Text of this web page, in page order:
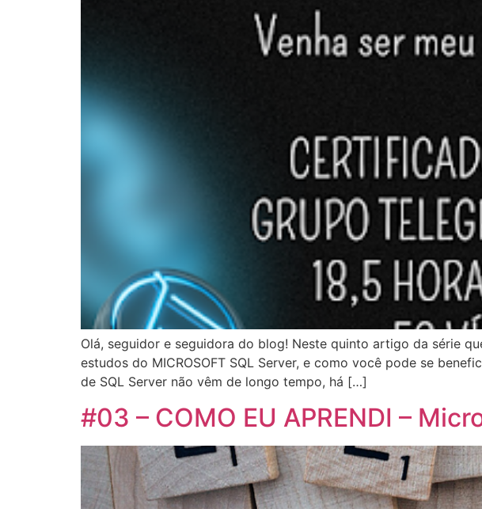
Olá, seguidor e seguidora do blog! Neste quinto artigo da série
estudos do MICROSOFT SQL Server, e como você pode se
de SQL Server não vêm de longo tempo, há […]
#03 – COMO EU APRENDI –